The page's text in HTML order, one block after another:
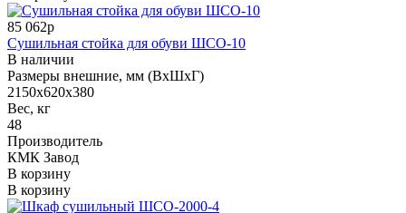
85 062р
Сушильная стойка для обуви ШСО-10
В наличии
Размеры внешние, мм (ВхШхГ)
2150х620х380
Вес, кг
48
Производитель
КМК Завод
В корзину
В корзину